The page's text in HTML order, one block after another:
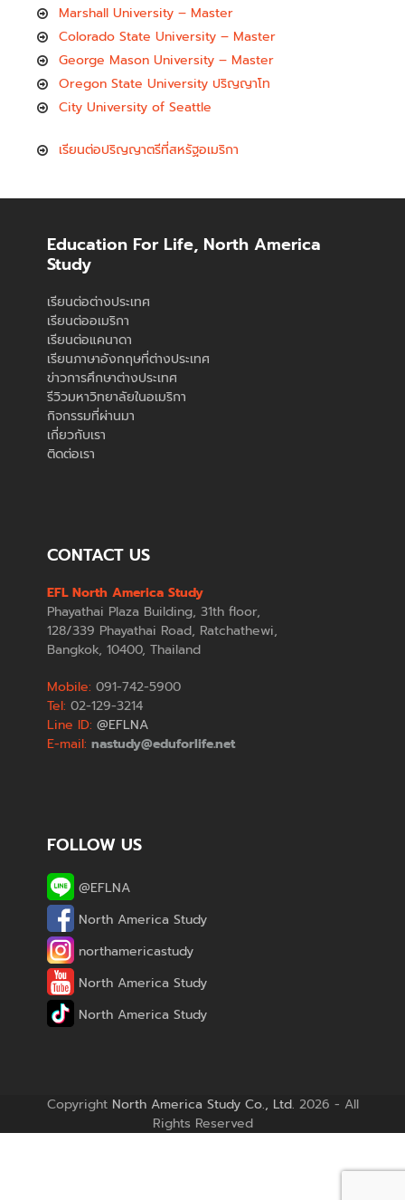
Marshall University – Master
Colorado State University – Master
George Mason University – Master
Oregon State University ปริญญาโท
City University of Seattle
เรียนต่อปริญญาตรีที่สหรัฐอเมริกา
Education For Life, North America
Study
เรียนต่อต่างประเทศ
เรียนต่ออเมริกา
เรียนต่อแคนาดา
เรียนภาษาอังกฤษที่ต่างประเทศ
ข่าวการศึกษาต่างประเทศ
รีวิวมหาวิทยาลัยในอเมริกา
กิจกรรมที่ผ่านมา
เกี่ยวกับเรา
ติดต่อเรา
CONTACT US
EFL North America Study
Phayathai Plaza Building, 31th floor,
128/339 Phayathai Road, Ratchathewi,
Bangkok, 10400, Thailand
Mobile: 091-742-5900
Tel: 02-129-3214
Line ID: @EFLNA
E-mail: nastudy@eduforlife.net
FOLLOW US
@EFLNA
North America Study
northamericastudy
North America Study
North America Study
Copyright North America Study Co., Ltd. 2026 - All
Rights Reserved